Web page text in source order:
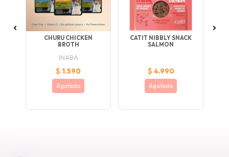
CHURU CHICKEN
BROTH
INABA
$ 1.590
Agotado
CATIT NIBBLY SNACK
SALMON
$ 4.990
Agotado